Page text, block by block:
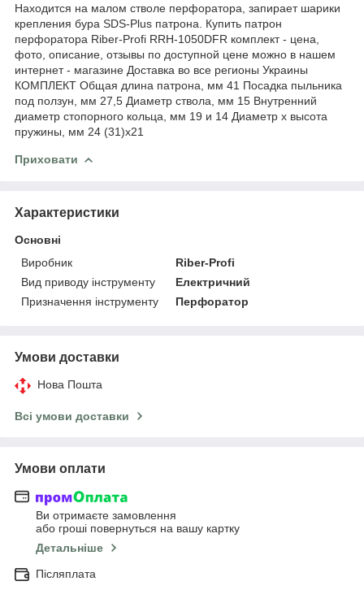
Находится на малом стволе перфоратора, запирает шарики
крепления бура SDS-Plus патрона. Купить патрон
перфоратора Riber-Profi RRH-1050DFR комплект - цена,
фото, описание, отзывы по доступной цене можно в нашем
интернет - магазине Доставка во все регионы Украины
КОМПЛЕКТ Общая длина патрона, мм 41 Посадка пыльника
под ползун, мм 27,5 Диаметр ствола, мм 15 Внутренний
диаметр стопорного кольца, мм 19 и 14 Диаметр х высота
пружины, мм 24 (31)х21
Приховати
Характеристики
Основні
Виробник
Riber-Profi
Вид приводу інструменту
Електричний
Призначення інструменту
Перфоратор
Умови доставки
Нова Пошта
Всі умови доставки
Умови оплати
Ви отримаєте замовлення
або гроші повернуться на вашу картку
Детальніше
Післяплата